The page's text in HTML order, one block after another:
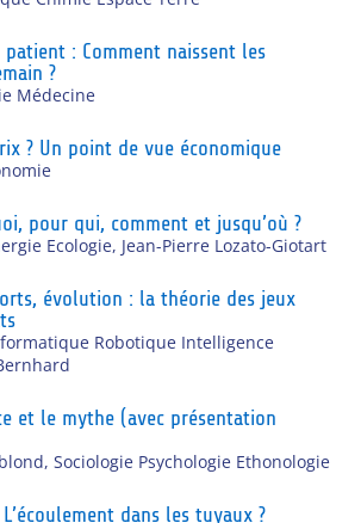
: Comment naissent les
?
Médecine
? Un point de vue économique
pour qui, comment et jusqu’où ?
Ecologie, Jean-Pierre Lozato-Giotart
évolution : la théorie des jeux
Robotique Intelligence
et le mythe (avec présentation
,Sociologie Psychologie Ethonologie
dans les tuyaux ?